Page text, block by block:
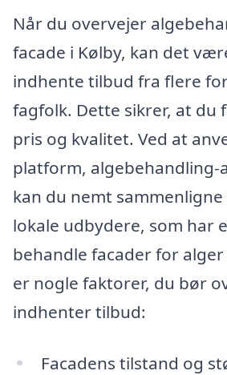
Når du overvejer
facade i Kølby, kan det
indhente tilbud fra flere
fagfolk. Dette sikrer, at du
pris og kvalitet. Ved at
platform, algebehandling-
kan du nemt
lokale udbydere, som har
behandle facader for
er nogle faktorer, du bør
indhenter tilbud:
Facadens tilstand og